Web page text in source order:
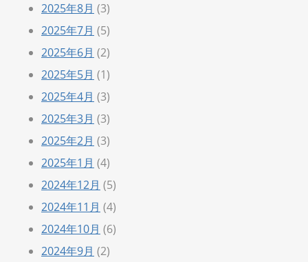
2025年8月 (3)
2025年7月 (5)
2025年6月 (2)
2025年5月 (1)
2025年4月 (3)
2025年3月 (3)
2025年2月 (3)
2025年1月 (4)
2024年12月 (5)
2024年11月 (4)
2024年10月 (6)
2024年9月 (2)